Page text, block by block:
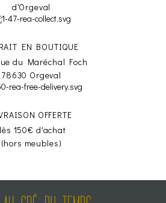
d'Orgeval
EN BOUTIQUE
du Maréchal Foch
78630 Orgeval
OFFERTE
150€ d'achat
(hors meubles)